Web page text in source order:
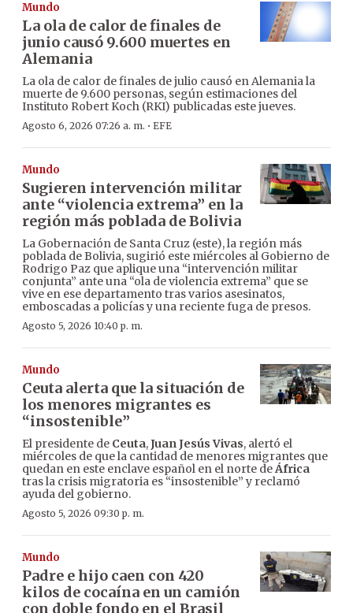
Mundo
La ola de calor de finales de
junio causó 9.600 muertes en
Alemania
La ola de calor de finales de julio causó en Alemania la
muerte de 9.600 personas, según estimaciones del
Instituto Robert Koch (RKI) publicadas este jueves.
Agosto 6, 2026 07:26 a. m. · EFE
Mundo
Sugieren intervención militar
ante “violencia extrema” en la
región más poblada de Bolivia
La Gobernación de Santa Cruz (este), la región más
poblada de Bolivia, sugirió este miércoles al Gobierno de
Rodrigo Paz que aplique una “intervención militar
conjunta” ante una “ola de violencia extrema” que se
vive en ese departamento tras varios asesinatos,
emboscadas a policías y una reciente fuga de presos.
Agosto 5, 2026 10:40 p. m.
Mundo
Ceuta alerta que la situación de
los menores migrantes es
“insostenible”
El presidente de Ceuta,Juan Jesús Vivas, alertó el
miércoles de que la cantidad de menores migrantes que
quedan en este enclave español en el norte deÁfrica
tras la crisis migratoria es “insostenible” y reclamó
ayuda del gobierno.
Agosto 5, 2026 09:30 p. m.
Mundo
Padre e hijo caen con 420
kilos de cocaína en un camión
con doble fondo en el Brasil